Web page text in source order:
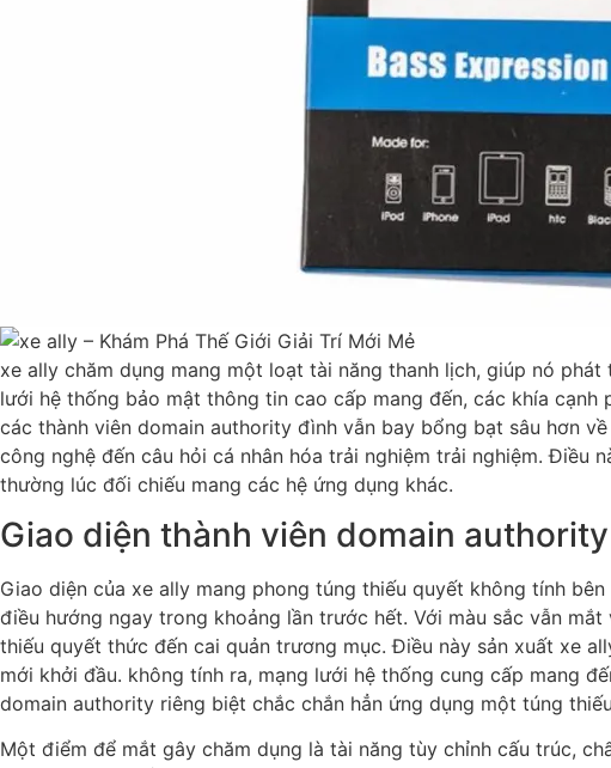
xe ally chăm dụng mang một loạt tài năng thanh lịch, giúp nó
lưới hệ thống bảo mật thông tin cao cấp mang đến, các khía
các thành viên domain authority đình vẫn bay bổng bạt sâu hơn
công nghệ đến câu hỏi cá nhân hóa trải nghiệm trải nghiệm. Điều
thường lúc đối chiếu mang các hệ ứng dụng khác.
Giao diện thành viên domain
Giao diện của xe ally mang phong túng thiếu quyết không tính
điều hướng ngay trong khoảng lần trước hết. Với màu sắc vẫn
thiếu quyết thức đến cai quản trương mục. Điều này sản xuất xe
mới khởi đầu. không tính ra, mạng lưới hệ thống cung cấp mang
domain authority riêng biệt chắc chắn hẳn ứng dụng một túng
Một điểm để mắt gây chăm dụng là tài năng tùy chỉnh cấu trúc,